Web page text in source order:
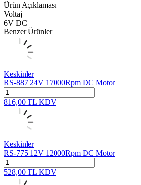
Ürün Açıklaması
Voltaj
6V DC
Benzer Ürünler
Keskinler
RS-887 24V 17000Rpm DC Motor
816,00 TL KDV
Keskinler
RS-775 12V 12000Rpm DC Motor
528,00 TL KDV